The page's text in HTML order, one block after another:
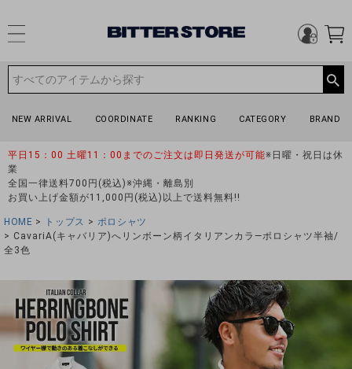
NEW ARRIVAL COORDINATE RANKING CATEGORY BRAND
平日15：00 土曜11：00までのご注文は即日発送が可能※日曜・祝日は休
業
全国一律送料700円(税込)※沖縄・離島別
お買い上げ金額が11,000円(税込)以上で送料無料!!
HOME トップス
ポロシャツ
CavariA(キャバリア)へリンボーン柄イタリアンカラ―ポロシャツ半袖/
全3色